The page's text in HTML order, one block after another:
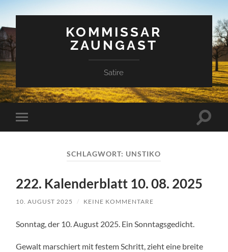
KOMMISSAR
ZAUNGAST
Satire
Mobile-
Menü
SCHLAGWORT: UNSTIKO
222. Kalenderblatt 10. 08. 2025
10. AUGUST 2025 / KEINE KOMMENTARE
Sonntag, der 10. August 2025. Ein Sonntagsgedicht.
Gewalt marschiert mit festem Schritt, zieht eine breite